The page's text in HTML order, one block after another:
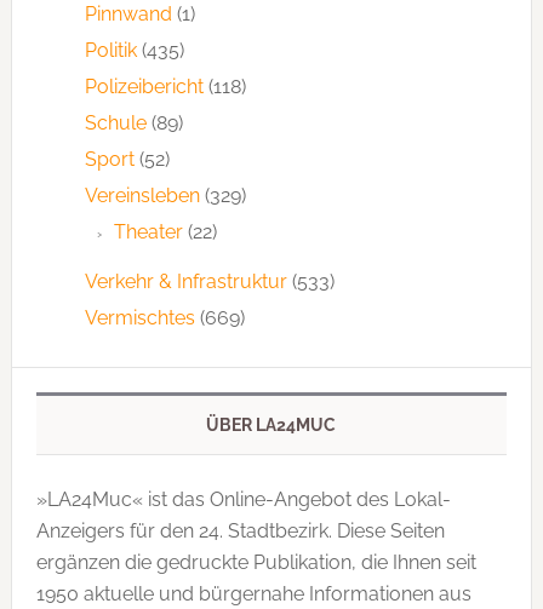
Pinnwand (1)
Politik(435)
Polizeibericht(118)
Schule(89)
Sport(52)
Vereinsleben(329)
Theater(22)
Verkehr & Infrastruktur(533)
Vermischtes (669)
ÜBER LA24MUC
»LA24Muc« ist das Online-Angebot des Lokal-
Anzeigers für den 24. Stadtbezirk. Diese Seiten
ergänzen die gedruckte Publi­kation, die Ihnen seit
1950 aktuelle und bürgernahe Informationen aus